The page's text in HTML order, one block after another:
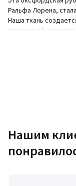
Ральфа Лорена,
Наша ткань
придает ей
набивной основой.
• Длинные рукава с
• Прямой покрой
• Классический
• В полоску
Нашим